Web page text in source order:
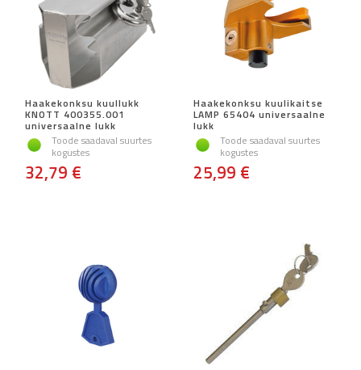
Haakekonksu kuullukk
KNOTT 400355.001
universaalne lukk
Toode saadaval suurtes
kogustes
32,79 €
Haakekonksu kuulikaitse
LAMP 65404 universaalne
lukk
Toode saadaval suurtes
kogustes
25,99 €